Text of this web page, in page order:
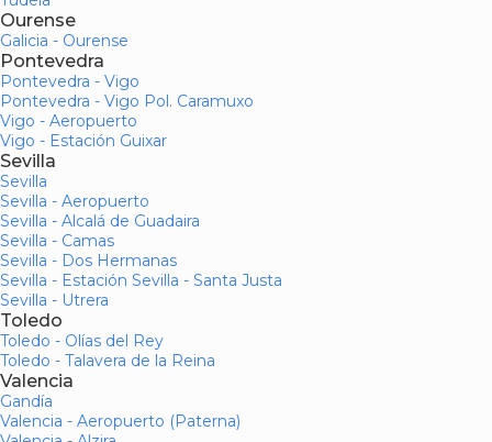
Ourense
Galicia - Ourense
Pontevedra
Pontevedra - Vigo
Pontevedra - Vigo Pol. Caramuxo
Vigo - Aeropuerto
Vigo - Estación Guixar
Sevilla
Sevilla
Sevilla - Aeropuerto
Sevilla - Alcalá de Guadaira
Sevilla - Camas
Sevilla - Dos Hermanas
Sevilla - Estación Sevilla - Santa Justa
Sevilla - Utrera
Toledo
Toledo - Olías del Rey
Toledo - Talavera de la Reina
Valencia
Gandía
Valencia - Aeropuerto (Paterna)